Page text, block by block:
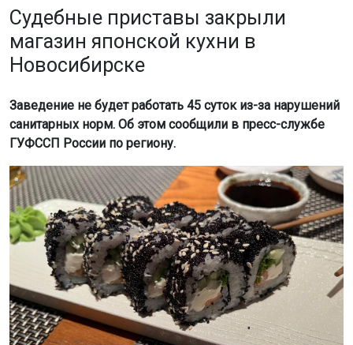
Судебные приставы закрыли
магазин японской кухни в
Новосибирске
Заведение не будет работать 45 суток из-за нарушений
санитарных норм. Об этом сообщили в пресс-службе
ГУФССП России по региону.